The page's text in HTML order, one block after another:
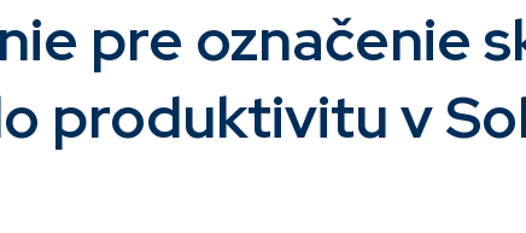
pre označenie
produktivitu v